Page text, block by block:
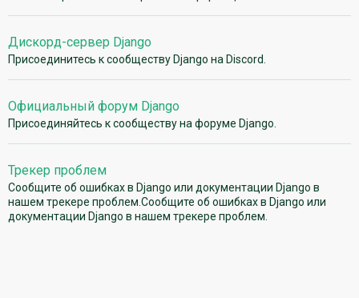
Дискорд-сервер Django
Присоединитесь к сообществу Django на Discord.
Официальный форум Django
Присоединяйтесь к сообществу на форуме Django.
Трекер проблем
Сообщите об ошибках в Django или документации Django в
нашем трекере проблем.Сообщите об ошибках в Django или
документации Django в нашем трекере проблем.